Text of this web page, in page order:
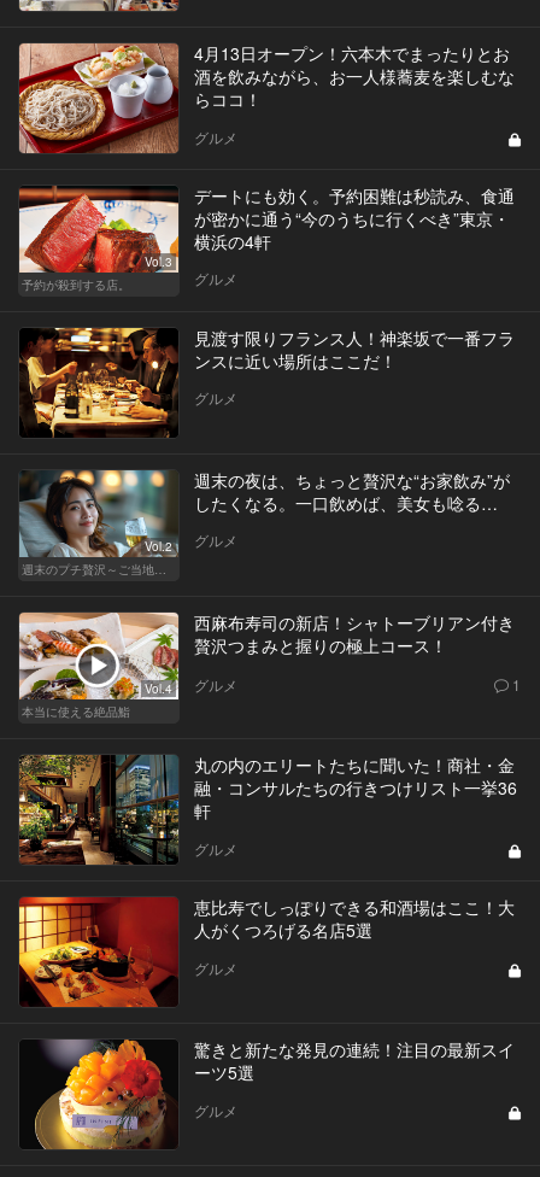
4月13日オープン！六本木でまったりとお
酒を飲みながら、お一人様蕎麦を楽しむな
らココ！
グルメ
Vol.3
予約が殺到する店。
デートにも効く。予約困難は秒読み、食通
が密かに通う“今のうちに行くべき”東京・
横浜の4軒
グルメ
見渡す限りフランス人！神楽坂で一番フラ
ンスに近い場所はここだ！
グルメ
Vol.2
週末の夜は、ちょっと贅沢な“お家飲み”が
したくなる。一口飲めば、美女も唸る…
グルメ
Vol.4
本当に使える絶品鮨
西麻布寿司の新店！シャトーブリアン付き
贅沢つまみと握りの極上コース！
グルメ 1
丸の内のエリートたちに聞いた！商社・金
融・コンサルたちの行きつけリスト一挙36
軒
グルメ
恵比寿でしっぽりできる和酒場はここ！大
人がくつろげる名店5選
グルメ
驚きと新たな発見の連続！注目の最新スイ
ーツ5選
グルメ